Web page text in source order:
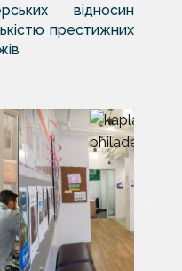
відносин
престижних